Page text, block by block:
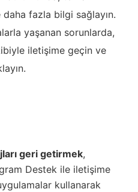
fazla bilgi sağlayın.
yaşanan sorunlarda,
iletişime geçin ve
geri getirmek,
Destek ile iletişime
kullanarak